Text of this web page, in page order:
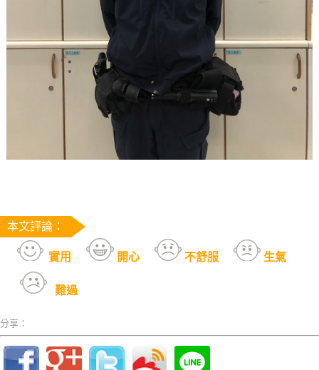
本文評論：
實用 開心 不舒服 生氣
難過
分享：